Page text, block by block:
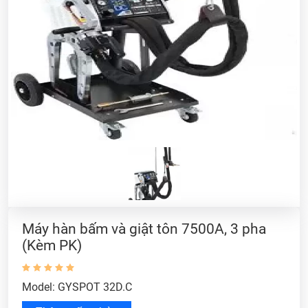
Máy hàn bấm và giật tôn 7500A, 3 pha
(Kèm PK)
Model: GYSPOT 32D.C